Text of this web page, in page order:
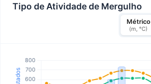
Tipo de Atividade de Mergulho
Métrico
(m, °C)